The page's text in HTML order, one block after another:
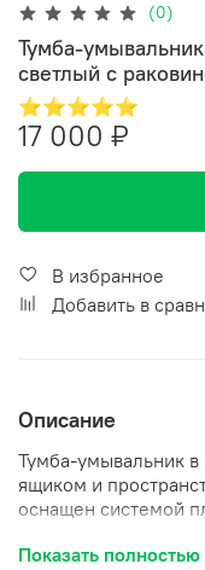
(0)
Тумба-
светлый с
⭐⭐⭐⭐⭐
17 000 ₽
В избранное
Добавить в
Описание
Тумба-умывальник
ящиком и
оснащен системой
накладной
Показать полностью